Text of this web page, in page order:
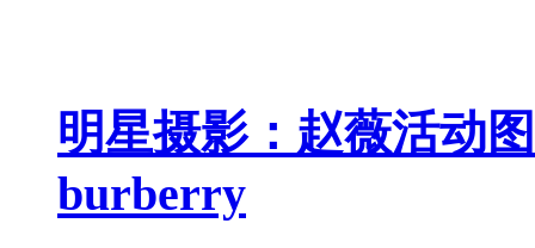
明星摄影：赵薇活动
burberry